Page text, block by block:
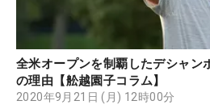
全米オープンを制覇したデシャン
の理由【舩越園子コラム】
2020年9月21日 (月) 12時00分